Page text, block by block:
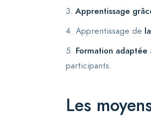
3. Apprentissage
4. Apprentissage de
5. Formation adaptée
participants.
Les